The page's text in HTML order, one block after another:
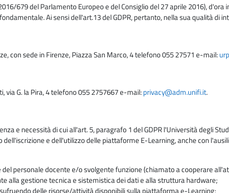
679 del Parlamento Europeo e del Consiglio del 27 aprile 2016), d'ora
Ai sensi dell'art.13 del GDPR, pertanto, nella sua qualità di
con sede in Firenze, Piazza San Marco, 4 telefono 055 27571 e-mail:
via G. la Pira, 4 telefono 055 2757667 e-mail:privacy@adm.unifi.it.
e necessità di cui all'art. 5, paragrafo 1 del GDPR l'Università degli
e dell'utilizzo delle piattaforme E-Learning, anche con
personale docente e/o svolgente funzione (chiamato a cooperare
alla gestione tecnica e sistemistica dei dati e alla struttura hardware;
delle risorse/attività disponibili sulla piattaforma e-Learning;